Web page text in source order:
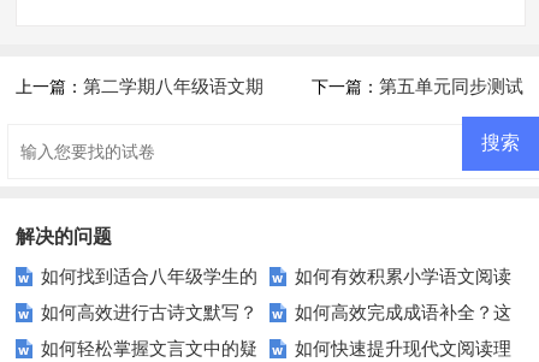
上一篇：第二学期八年级语文期 下一篇： 第五单元同步测试
解决的问题
如何找到适合八年级学生的
高质量语文阅读理解试题？
如何有效积累小学语文阅读
技巧？这里有你需要的答案！
如何高效进行古诗文默写？
掌握这五招轻松提高成绩！
如何高效完成成语补全？这
些技巧让你事半功倍！
如何轻松掌握文言文中的疑
如何快速提升现代文阅读理